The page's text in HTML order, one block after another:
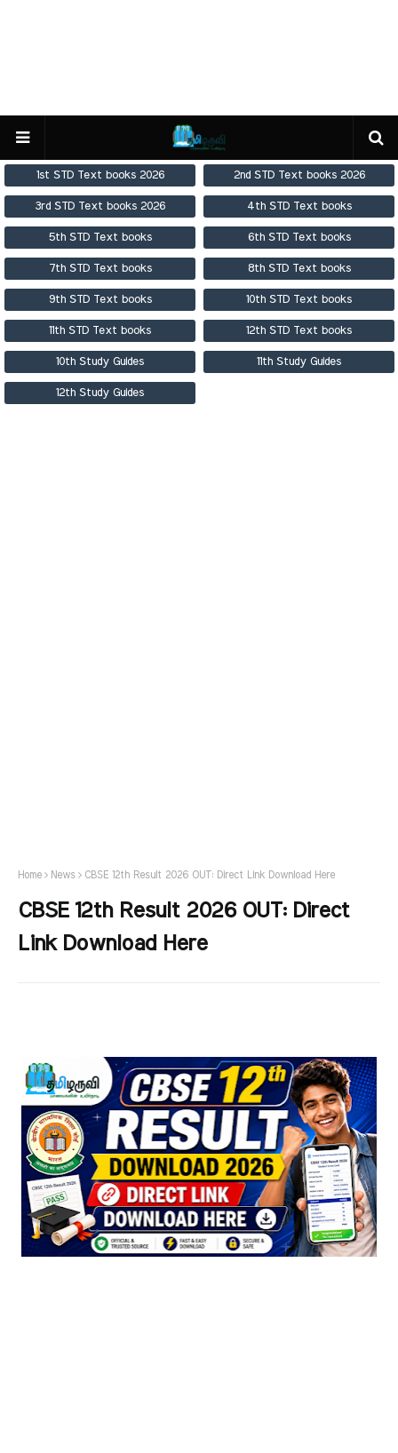
1st STD Text books 2026 2nd STD Text books 2026
3rd STD Text books 2026 4th STD Text books
5th STD Text books 6th STD Text books
7th STD Text books 8th STD Text books
9th STD Text books 10th STD Text books
11th STD Text books 12th STD Text books
10th Study Guides 11th Study Guides
12th Study Guides
Home News CBSE 12th Result 2026 OUT: Direct Link Download Here
CBSE 12th Result 2026 OUT: Direct
Link Download Here